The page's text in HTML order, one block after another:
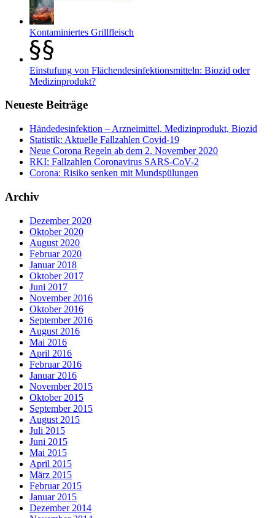
Kontaminiertes Grillfleisch
Einstufung von Flächendesinfektionsmitteln: Biozid oder
Medizinprodukt?
Neueste Beiträge
Händedesinfektion – Arzneimittel, Medizinprodukt, Biozid
Statistik: Aktuelle Fallzahlen Covid-19
Neue Corona Regeln ab dem 2. November 2020
RKI: Fallzahlen Coronavirus SARS-CoV-2
Corona: Risiko senken mit Mundspülungen
Archiv
Dezember 2020
Oktober 2020
August 2020
Februar 2020
Januar 2018
Oktober 2017
Juni 2017
November 2016
Oktober 2016
September 2016
August 2016
Mai 2016
April 2016
Februar 2016
Januar 2016
November 2015
Oktober 2015
September 2015
August 2015
Juli 2015
Juni 2015
Mai 2015
April 2015
März 2015
Februar 2015
Januar 2015
Dezember 2014